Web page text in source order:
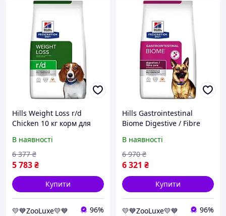
Hills Weight Loss r/d
Chicken 10 кг корм для
В наявності
5 783₴
6 377 ₴
Купити
💛💙ZooLuxe💛💙 96%
Hills Gastrointestinal
Biome Digestive / Fibre
для собак (Hill's Хіллс Хілс)
В наявності
6 321 ₴
6 970 ₴
Купити
💛💙ZooLuxe💛💙 96%